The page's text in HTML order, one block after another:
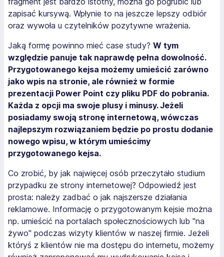
zapisać kursywą. Wpłynie to na jeszcze lepszy odbiór
oraz wywoła u czytelników pozytywne wrażenia.
Jaką formę powinno mieć case study? W tym
względzie panuje tak naprawdę pełna dowolność.
Przygotowanego kejsa możemy umieścić zarówno
jako wpis na stronie, ale również w formie
prezentacji Power Point czy pliku PDF do pobrania.
Każda z opcji ma swoje plusy i minusy. Jeżeli
posiadamy swoją stronę internetową, wówczas
najlepszym rozwiązaniem będzie po prostu dodanie
nowego wpisu, w którym umieścimy
przygotowanego kejsa.
Co zrobić, by jak najwięcej osób przeczytało studium
przypadku ze strony internetowej? Odpowiedź jest
prosta: należy zadbać o jak najszersze działania
reklamowe. Informację o przygotowanym kejsie można
np. umieścić na portalach społecznościowych lub "na
żywo" podczas wizyty klientów w naszej firmie. Jeżeli
któryś z klientów nie ma dostępu do internetu, możemy